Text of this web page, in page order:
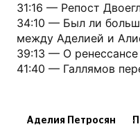
31:16 — Репост
34:10 — Был ли
между Аделией и
39:13 — О
41:40 — Галлямов
Аделия Петросян